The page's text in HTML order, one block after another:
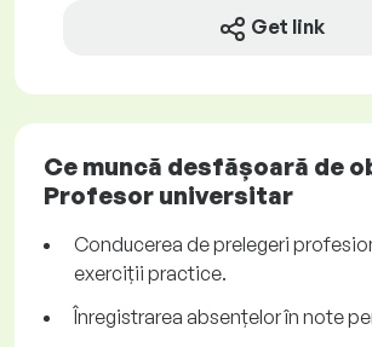
Get link
Ce muncă desfășoară de
Profesor universitar
Conducerea de prelegeri
exerciții practice.
Înregistrarea absențelor în note